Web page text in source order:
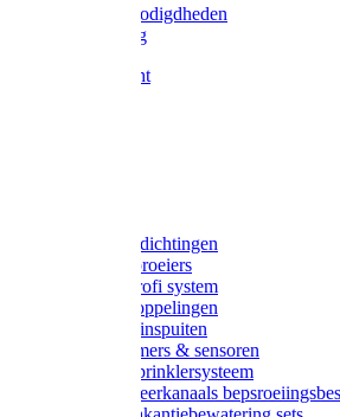
Tyleen benodigdheden
Tyleenslang
Lange bocht
Gardena afdichtingen
Gardena sproeiers
Gardena Profi system
Gardena koppelingen
Gardena tuinspuiten
Gardena timers & sensoren
Gardena Sprinklersysteem
Gardena meerkanaals